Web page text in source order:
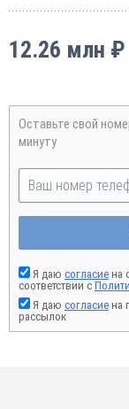
12.26 млн ₽
Оставьте свой
минуту
Я даю согласие на
соответствии с
Я даю согласие на
рассылок